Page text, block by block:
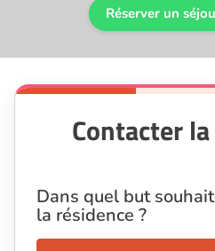
Réserver un
Contacter
Dans quel but
la résidence ?